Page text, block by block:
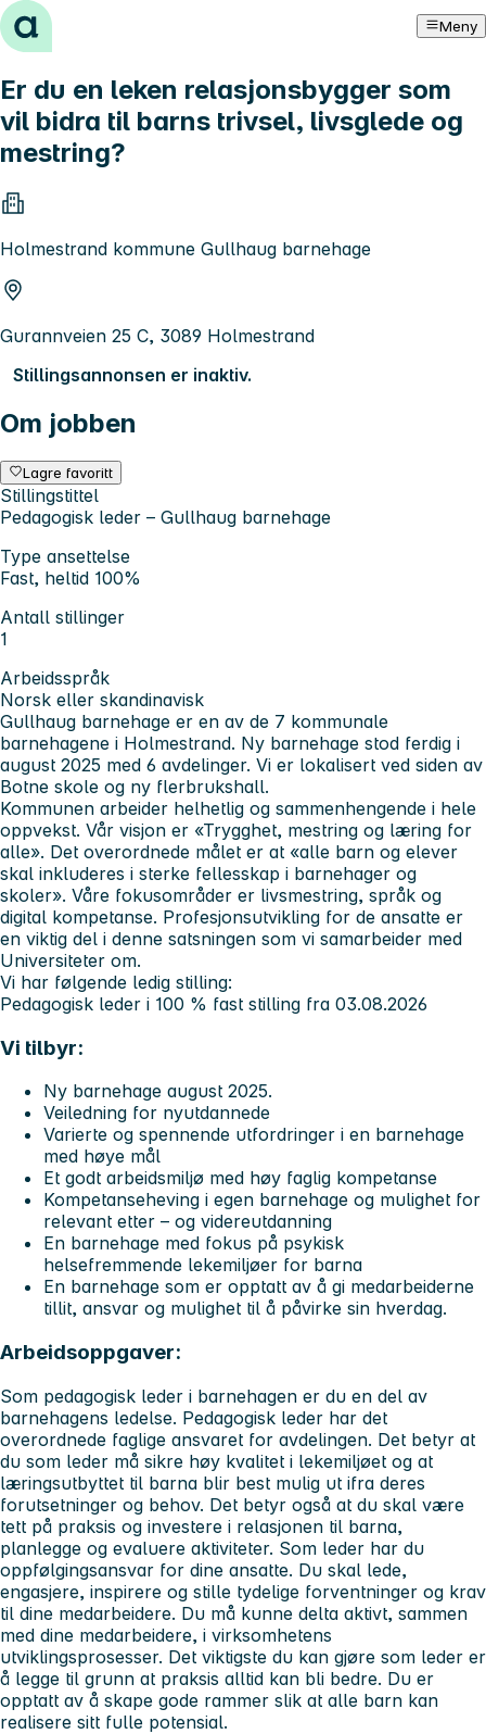
Hopp til innhold Meny
Er du en leken relasjonsbygger som
vil bidra til barns trivsel, livsglede og
mestring?
Holmestrand kommune Gullhaug barnehage
Gurannveien 25 C, 3089 Holmestrand
Stillingsannonsen er inaktiv.
Om jobben
Lagre favoritt
Stillingstittel
Pedagogisk leder – Gullhaug barnehage
Type ansettelse
Fast, heltid 100%
Antall stillinger
1
Arbeidsspråk
Norsk eller skandinavisk
Gullhaug barnehage er en av de 7 kommunale
barnehagene i Holmestrand. Ny barnehage stod ferdig i
august 2025 med 6 avdelinger. Vi er lokalisert ved siden av
Botne skole og ny flerbrukshall.
Kommunen arbeider helhetlig og sammenhengende i hele
oppvekst. Vår visjon er «Trygghet, mestring og læring for
alle». Det overordnede målet er at «alle barn og elever
skal inkluderes i sterke fellesskap i barnehager og
skoler». Våre fokusområder er livsmestring, språk og
digital kompetanse. Profesjonsutvikling for de ansatte er
en viktig del i denne satsningen som vi samarbeider med
Universiteter om.
Vi har følgende ledig stilling:
Pedagogisk leder i 100 % fast stilling fra 03.08.2026
Vi tilbyr:
Ny barnehage august 2025.
Veiledning for nyutdannede
Varierte og spennende utfordringer i en barnehage
med høye mål
Et godt arbeidsmiljø med høy faglig kompetanse
Kompetanseheving i egen barnehage og mulighet for
relevant etter – og videreutdanning
En barnehage med fokus på psykisk
helsefremmende lekemiljøer for barna
En barnehage som er opptatt av å gi medarbeiderne
tillit, ansvar og mulighet til å påvirke sin hverdag.
Arbeidsoppgaver:
Som pedagogisk leder i barnehagen er du en del av
barnehagens ledelse. Pedagogisk leder har det
overordnede faglige ansvaret for avdelingen. Det betyr at
du som leder må sikre høy kvalitet i lekemiljøet og at
læringsutbyttet til barna blir best mulig ut ifra deres
forutsetninger og behov. Det betyr også at du skal være
tett på praksis og investere i relasjonen til barna,
planlegge og evaluere aktiviteter. Som leder har du
oppfølgingsansvar for dine ansatte. Du skal lede,
engasjere, inspirere og stille tydelige forventninger og krav
til dine medarbeidere. Du må kunne delta aktivt, sammen
med dine medarbeidere, i virksomhetens
utviklingsprosesser. Det viktigste du kan gjøre som leder er
å legge til grunn at praksis alltid kan bli bedre. Du er
opptatt av å skape gode rammer slik at alle barn kan
realisere sitt fulle potensial.